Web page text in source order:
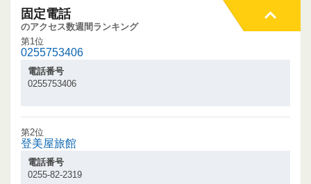
固定電話
のアクセス数週間ランキング
第1位
0255753406
電話番号
0255753406
第2位
登美屋旅館
電話番号
0255-82-2319